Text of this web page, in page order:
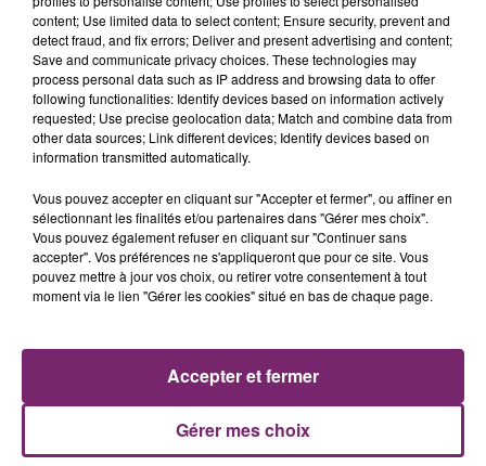
ACTUS RADIO
PODCASTS
Plan du site Mentions légales
content; Use limited data to select content; Ensure security, prevent and
detect fraud, and fix errors; Deliver and present advertising and content;
Save and communicate privacy choices. These technologies may
process personal data such as IP address and browsing data to offer
following functionalities: Identify devices based on information actively
requested; Use precise geolocation data; Match and combine data from
other data sources; Link different devices; Identify devices based on
information transmitted automatically.
Vous pouvez accepter en cliquant sur "Accepter et fermer", ou affiner en
sélectionnant les finalités et/ou partenaires dans "Gérer mes choix".
Vous pouvez également refuser en cliquant sur "Continuer sans
accepter". Vos préférences ne s'appliqueront que pour ce site. Vous
pouvez mettre à jour vos choix, ou retirer votre consentement à tout
moment via le lien "Gérer les cookies" situé en bas de chaque page.
Gérer mes choix
Accepter et fermer